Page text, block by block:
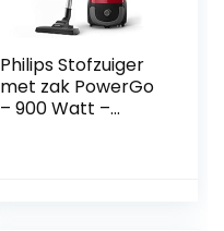
Philips Stofzuiger
met zak PowerGo
– 900 Watt –